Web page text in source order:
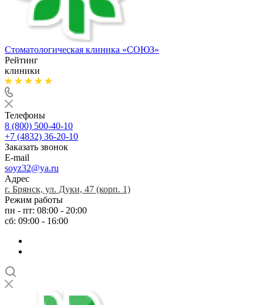
Стоматологическая клиника «СОЮЗ»
Рейтинг
клиники
Телефоны
8 (800) 500-40-10
+7 (4832) 36-20-10
Заказать звонок
E-mail
soyz32@ya.ru
Адрес
г. Брянск, ул. Дуки, 47 (корп. 1)
Режим работы
пн - пт: 08:00 - 20:00
сб: 09:00 - 16:00